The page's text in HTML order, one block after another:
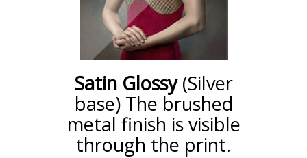
Satin Glossy(Silver
base) The brushed
metal finish is visible
through the print.